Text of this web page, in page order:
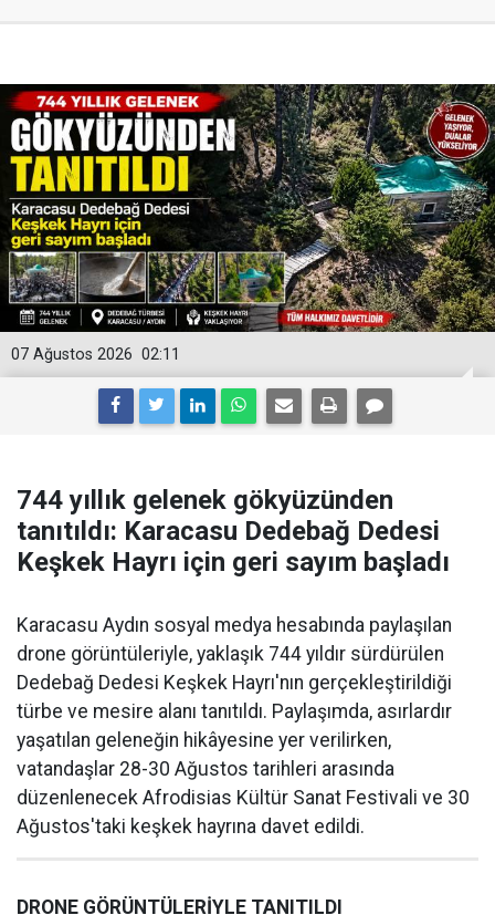
02:11
07 Ağustos 2026
744 yıllık gelenek gökyüzünden
tanıtıldı: Karacasu Dedebağ Dedesi
Keşkek Hayrı için geri sayım başladı
Karacasu Aydın sosyal medya hesabında paylaşılan
drone görüntüleriyle, yaklaşık 744 yıldır sürdürülen
Dedebağ Dedesi Keşkek Hayrı'nın gerçekleştirildiği
türbe ve mesire alanı tanıtıldı. Paylaşımda, asırlardır
yaşatılan geleneğin hikâyesine yer verilirken,
vatandaşlar 28-30 Ağustos tarihleri arasında
düzenlenecek Afrodisias Kültür Sanat Festivali ve 30
Ağustos'taki keşkek hayrına davet edildi.
DRONE GÖRÜNTÜLERİYLE TANITILDI